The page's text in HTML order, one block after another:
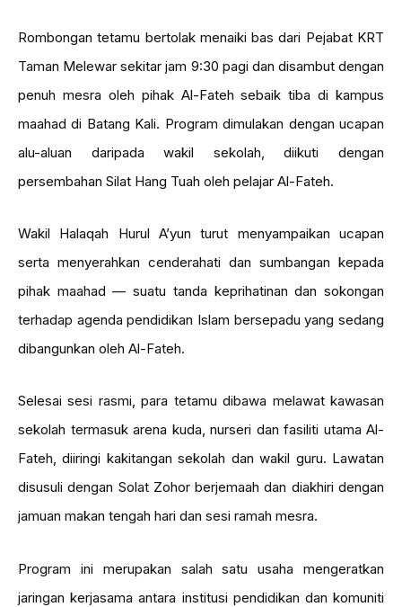
Rombongan tetamu bertolak menaiki bas dari Pejabat KRT
Taman Melewar sekitar jam 9:30 pagi dan disambut dengan
penuh mesra oleh pihak Al-Fateh sebaik tiba di kampus
maahad di Batang Kali. Program dimulakan dengan ucapan
alu-aluan daripada wakil sekolah, diikuti dengan
persembahan Silat Hang Tuah oleh pelajar Al-Fateh.
Wakil Halaqah Hurul A’yun turut menyampaikan ucapan
serta menyerahkan cenderahati dan sumbangan kepada
pihak maahad — suatu tanda keprihatinan dan sokongan
terhadap agenda pendidikan Islam bersepadu yang sedang
dibangunkan oleh Al-Fateh.
Selesai sesi rasmi, para tetamu dibawa melawat kawasan
sekolah termasuk arena kuda, nurseri dan fasiliti utama Al-
Fateh, diiringi kakitangan sekolah dan wakil guru. Lawatan
disusuli dengan Solat Zohor berjemaah dan diakhiri dengan
jamuan makan tengah hari dan sesi ramah mesra.
Program ini merupakan salah satu usaha mengeratkan
jaringan kerjasama antara institusi pendidikan dan komuniti